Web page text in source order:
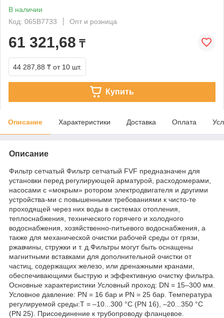
В наличии
Код: 065B7733
Опт и розница
61 321,68 ₸
44 287,88 ₸ от 10 шт.
Купить
Описание Характеристики Доставка Оплата
Описание
Фильтр сетчатый Фильтр сетчатый FVF предназначен для
установки перед регулирующей арматурой, расходомерами,
насосами с «мокрым» ротором электродвигателя и другими
устройства-ми с повышенными требованиями к чисто-те
проходящей через них воды в системах отопления,
теплоснабжения, технического горячего и холодного
водоснабжения, хозяйственно-питьевого водоснабжения, а
также для механической очистки рабочей среды от грязи,
ржавчины, стружки и т. д.Фильтры могут быть оснащены
магнитными вставками для дополнительной очистки от
частиц, содержащих железо, или дренажными кранами,
обеспечивающими быструю и эффективную очистку фильтра.
Основные характеристики Условный проход: DN = 15–300 мм.
Условное давление: PN = 16 бар и PN = 25 бар. Температура
регулируемой среды:Т = –10...300 °С (PN 16), –20...350 °C
(PN 25). Присоединение к трубопроводу фланцевое.